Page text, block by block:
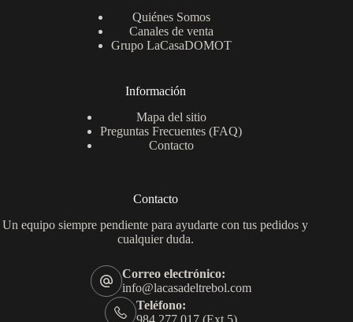
Quiénes Somos
Canales de venta
Grupo LaCasaDOMOT
Información
Mapa del sitio
Preguntas Frecuentes (FAQ)
Contacto
Contacto
Un equipo siempre pendiente para ayudarte con tus pedidos y
cualquier duda.
Correo electrónico:
info@lacasadeltrebol.com
Teléfono:
984 277 017 (Ext.5)